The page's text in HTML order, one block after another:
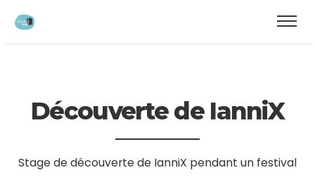
Découverte de IanniX
Stage de découverte de IanniX pendant un festival